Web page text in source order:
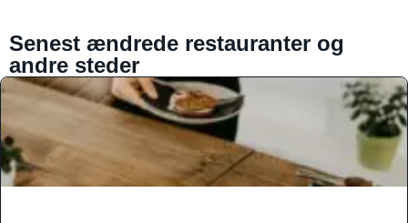
Senest ændrede restauranter og
andre steder